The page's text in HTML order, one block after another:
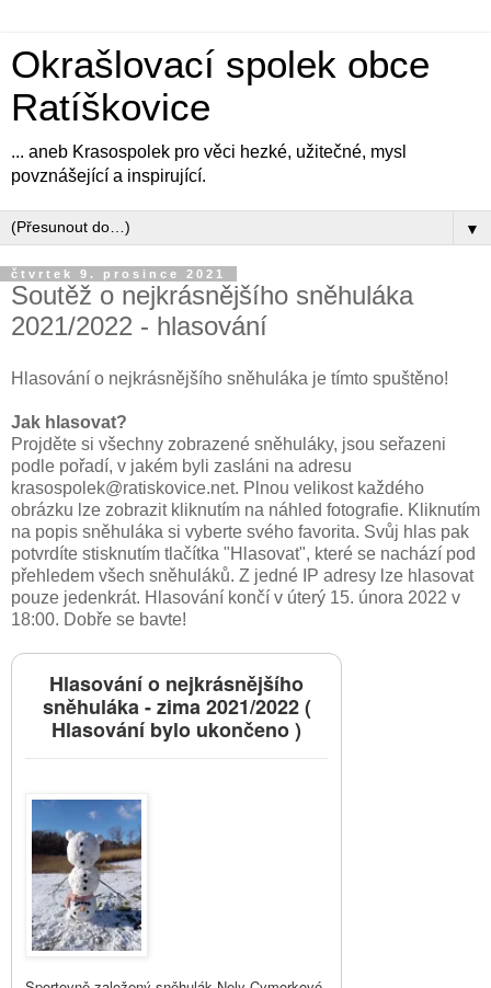
Okrašlovací spolek obce
Ratíškovice
... aneb Krasospolek pro věci hezké, užitečné, mysl
povznášející a inspirující.
▼
čtvrtek 9. prosince 2021
Soutěž o nejkrásnějšího sněhuláka
2021/2022 - hlasování
Hlasování o nejkrásnějšího sněhuláka je tímto spuštěno!
Jak hlasovat?
Projděte si všechny zobrazené sněhuláky, jsou seřazeni
podle pořadí, v jakém byli zasláni na adresu
krasospolek@ratiskovice.net. Plnou velikost každého
obrázku lze zobrazit kliknutím na náhled fotografie. Kliknutím
na popis sněhuláka si vyberte svého favorita. Svůj hlas pak
potvrdíte stisknutím tlačítka "Hlasovat", které se nachází pod
přehledem všech sněhuláků. Z jedné IP adresy lze hlasovat
pouze jedenkrát. Hlasování končí v úterý 15. února 2022 v
18:00. Dobře se bavte!
Hlasování o nejkrásnějšího
sněhuláka - zima 2021/2022 (
Hlasování bylo ukončeno )